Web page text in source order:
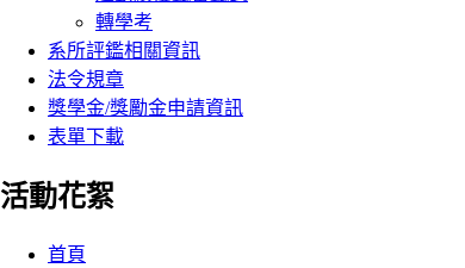
轉學考
系所評鑑相關資訊
法令規章
獎學金/獎勵金申請資訊
表單下載
活動花絮
首頁